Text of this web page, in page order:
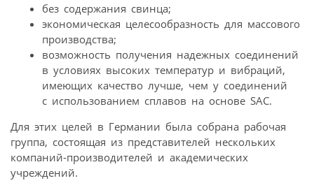
без содержания свинца;
экономическая целесообразность для массового
производства;
возможность получения надежных соединений
в условиях высоких температур и вибраций,
имеющих качество лучше, чем у соединений
с использованием сплавов на основе SAC.
Для этих целей в Германии была собрана рабочая
группа, состоящая из представителей нескольких
компаний-производителей и академических
учреждений.